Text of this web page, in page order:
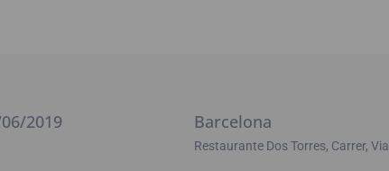
2019 Barcelona
Restaurante Dos Torres, Carrer,